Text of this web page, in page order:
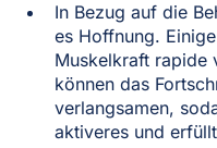
In Bezug auf die
es Hoffnung.
Muskelkraft rapide
können das
verlangsamen,
aktiveres und